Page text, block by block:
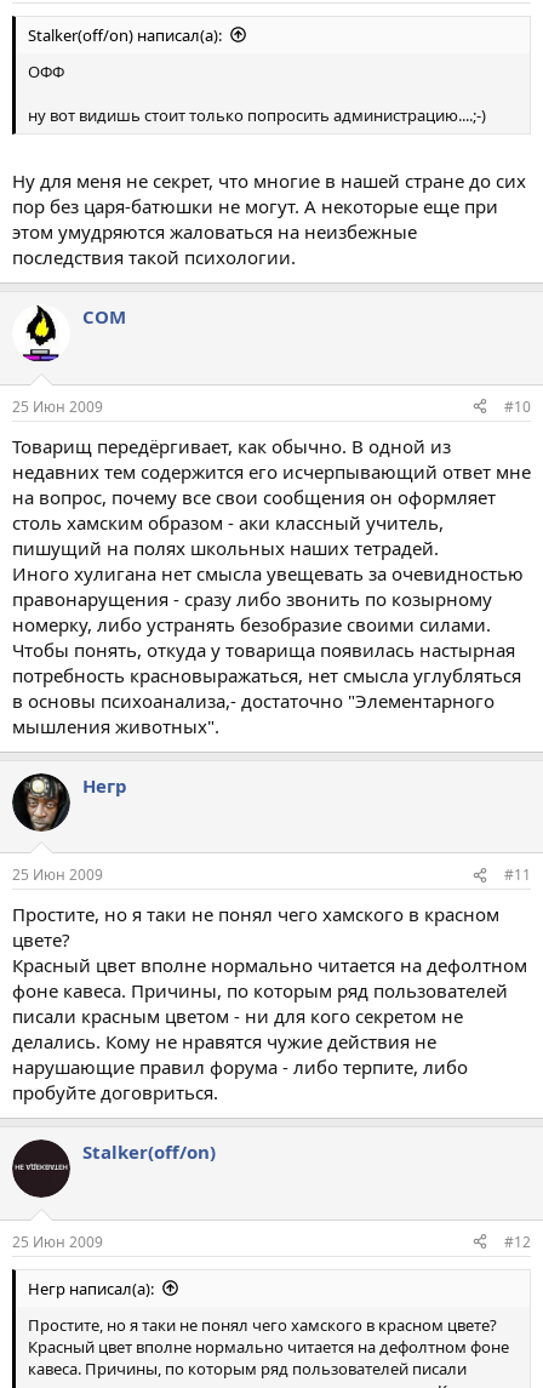
Stalker(off/on) написал(а):
ОФФ
ну вот видишь стоит только попросить администрацию....;-)
Ну для меня не секрет, что многие в нашей стране до сих
пор без царя-батюшки не могут. А некоторые еще при
этом умудряются жаловаться на неизбежные
последствия такой психологии.
COM
25 Июн 2009 #10
Товарищ передёргивает, как обычно. В одной из
недавних тем содержится его исчерпывающий ответ мне
на вопрос, почему все свои сообщения он оформляет
столь хамским образом - аки классный учитель,
пишущий на полях школьных наших тетрадей.
Иного хулигана нет смысла увещевать за очевидностью
правонарущения - сразу либо звонить по козырному
номерку, либо устранять безобразие своими силами.
Чтобы понять, откуда у товарища появилась настырная
потребность красновыражаться, нет смысла углубляться
в основы психоанализа,- достаточно "Элементарного
мышления животных".
Негр
25 Июн 2009 #11
Простите, но я таки не понял чего хамского в красном
цвете?
Красный цвет вполне нормально читается на дефолтном
фоне кавеса. Причины, по которым ряд пользователей
писали красным цветом - ни для кого секретом не
делались. Кому не нравятся чужие действия не
нарушающие правил форума - либо терпите, либо
пробуйте договриться.
Stalker(off/on)
25 Июн 2009 #12
Негр написал(а):
Простите, но я таки не понял чего хамского в красном цвете?
Красный цвет вполне нормально читается на дефолтном фоне
кавеса. Причины, по которым ряд пользователей писали